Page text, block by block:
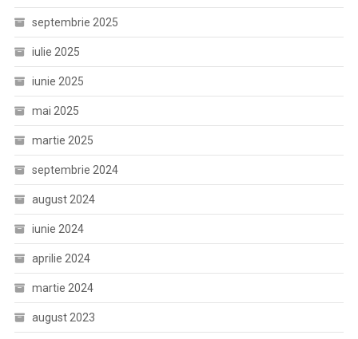
septembrie 2025
iulie 2025
iunie 2025
mai 2025
martie 2025
septembrie 2024
august 2024
iunie 2024
aprilie 2024
martie 2024
august 2023